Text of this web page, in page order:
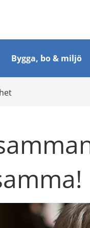
Bygga, bo & miljö
och trygghet